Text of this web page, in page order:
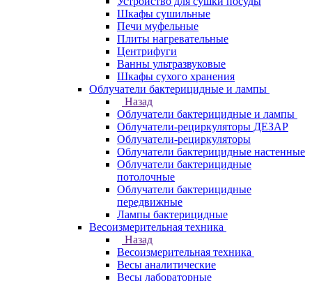
Шкафы сушильные
Печи муфельные
Плиты нагревательные
Центрифуги
Ванны ультразвуковые
Шкафы сухого хранения
Облучатели бактерицидные и лампы
Назад
Облучатели бактерицидные и лампы
Облучатели-рециркуляторы ДЕЗАР
Облучатели-рециркуляторы
Облучатели бактерицидные настенные
Облучатели бактерицидные
потолочные
Облучатели бактерицидные
передвижные
Лампы бактерицидные
Весоизмерительная техника
Назад
Весоизмерительная техника
Весы аналитические
Весы лабораторные